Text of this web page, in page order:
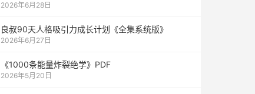
2026年6月28日
良叔90天人格吸引力成长计划《全集系统版》
2026年6月27日
《1000‮能条‬‎量‮裂炸‬‎绝学》PDF
2026年5月20日